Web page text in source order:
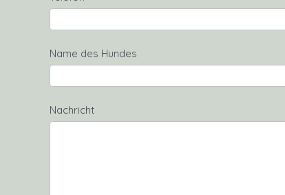
Name des Hundes
Nachricht